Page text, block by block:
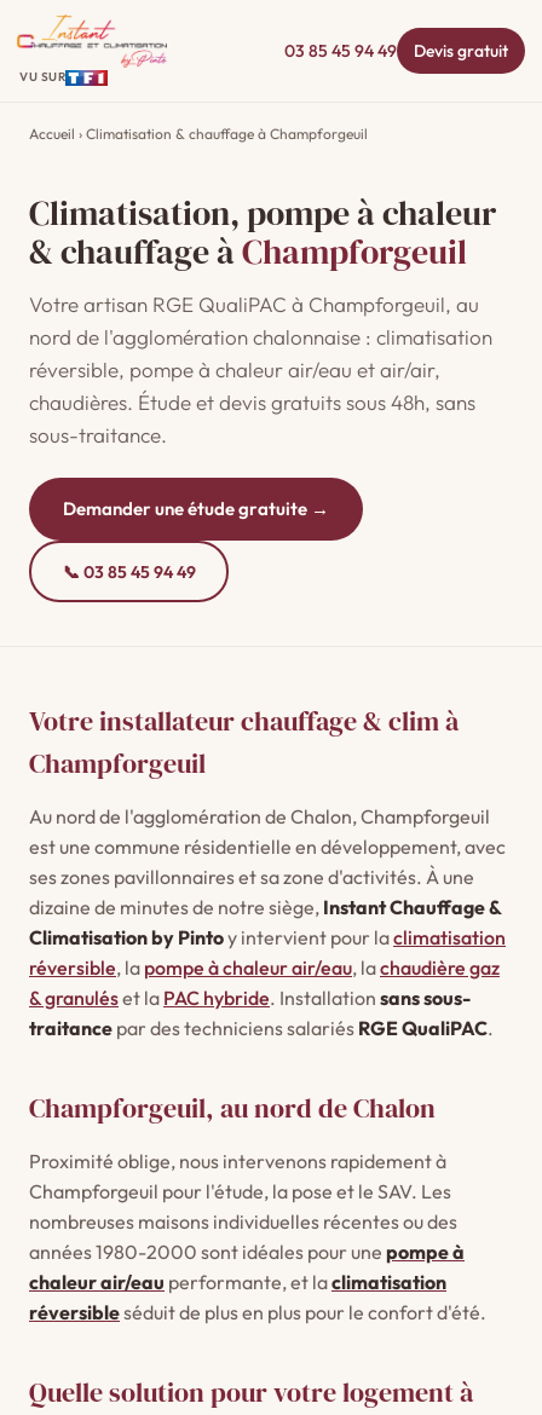
VU SUR
03 85 45 94 49 Devis gratuit
Accueil › Climatisation & chauffage à Champforgeuil
Climatisation, pompe à chaleur
& chauffage àChampforgeuil
Votre artisan RGE QualiPAC à Champforgeuil, au
nord de l'agglomération chalonnaise : climatisation
réversible, pompe à chaleur air/eau et air/air,
chaudières. Étude et devis gratuits sous 48h, sans
sous-traitance.
Demander une étude gratuite →
📞 03 85 45 94 49
Votre installateur chauffage & clim à
Champforgeuil
Au nord de l'agglomération de Chalon, Champforgeuil
est une commune résidentielle en développement, avec
ses zones pavillonnaires et sa zone d'activités. À une
dizaine de minutes de notre siège, Instant Chauffage &
Climatisation by Pintoy intervient pour laclimatisation
réversible, la pompe à chaleur air/eau, lachaudière gaz
& granuléset la PAC hybride. Installation sans sous-
traitance par des techniciens salariés RGE QualiPAC.
Champforgeuil, au nord de Chalon
Proximité oblige, nous intervenons rapidement à
Champforgeuil pour l'étude, la pose et le SAV. Les
nombreuses maisons individuelles récentes ou des
années 1980-2000 sont idéales pour une pompe à
chaleur air/eau performante, et laclimatisation
réversibleséduit de plus en plus pour le confort d'été.
Quelle solution pour votre logement à